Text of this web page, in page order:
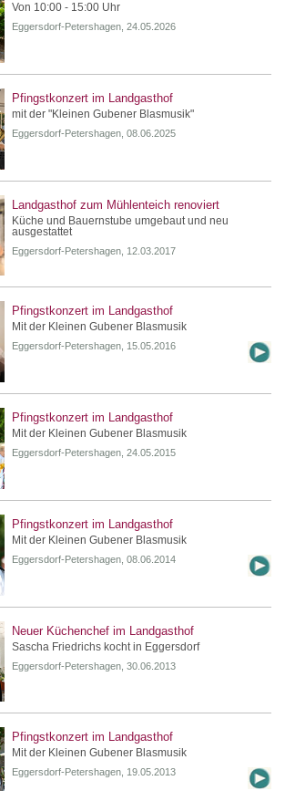
Von 10:00 - 15:00 Uhr
Eggersdorf-Petershagen, 24.05.2026
Pfingstkonzert im Landgasthof
mit der "Kleinen Gubener Blasmusik"
Eggersdorf-Petershagen, 08.06.2025
Landgasthof zum Mühlenteich renoviert
Küche und Bauernstube umgebaut und neu
ausgestattet
Eggersdorf-Petershagen, 12.03.2017
Pfingstkonzert im Landgasthof
Mit der Kleinen Gubener Blasmusik
Eggersdorf-Petershagen, 15.05.2016
Pfingstkonzert im Landgasthof
Mit der Kleinen Gubener Blasmusik
Eggersdorf-Petershagen, 24.05.2015
Pfingstkonzert im Landgasthof
Mit der Kleinen Gubener Blasmusik
Eggersdorf-Petershagen, 08.06.2014
Neuer Küchenchef im Landgasthof
Sascha Friedrichs kocht in Eggersdorf
Eggersdorf-Petershagen, 30.06.2013
Pfingstkonzert im Landgasthof
Mit der Kleinen Gubener Blasmusik
Eggersdorf-Petershagen, 19.05.2013